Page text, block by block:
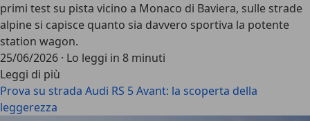
primi test su pista vicino a Monaco di Baviera, sulle strade
alpine si capisce quanto sia davvero sportiva la potente
station wagon.
25/06/2026 · Lo leggi in 8 minuti
Leggi di più
Prova su strada Audi RS 5 Avant: la scoperta della
leggerezza